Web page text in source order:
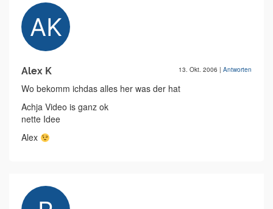
Alex K 13. Okt. 2006 | Antworten
Wo bekomm ichdas alles her was der hat
Achja Video is ganz ok
nette Idee
Alex